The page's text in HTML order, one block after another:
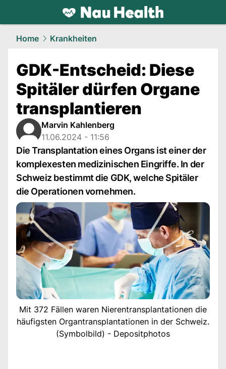
health.NAU.ch
Home Krankheiten
GDK-Entscheid: Diese
Spitäler dürfen Organe
transplantieren
Marvin Kahlenberg
11.06.2024 - 11:56
Die Transplantation eines Organs ist einer der
komplexesten medizinischen Eingriffe. In der
Schweiz bestimmt die GDK, welche Spitäler
die Operationen vornehmen.
Mit 372 Fällen waren Nierentransplantationen die
häufigsten Organtransplantationen in der Schweiz.
(Symbolbild) - Depositphotos